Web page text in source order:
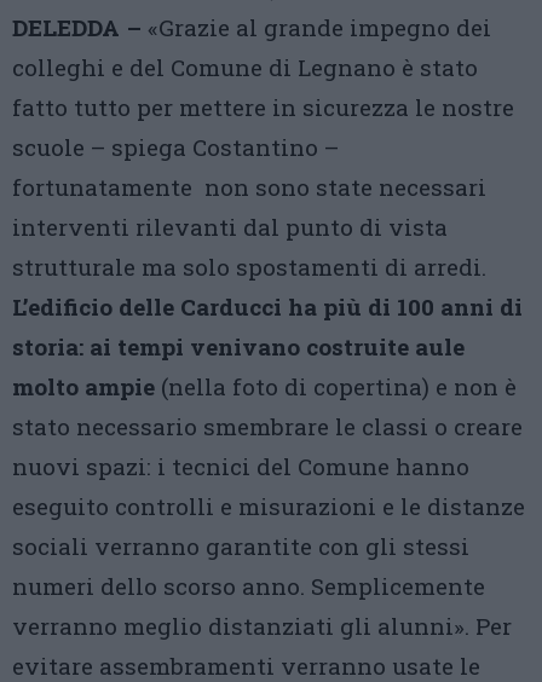
DELEDDA – «Grazie al grande impegno dei
colleghi e del Comune di Legnano è stato
fatto tutto per mettere in sicurezza le nostre
scuole – spiega Costantino –
fortunatamente non sono state necessari
interventi rilevanti dal punto di vista
strutturale ma solo spostamenti di arredi.
L’edificio delle Carducci ha più di 100 anni di
storia: ai tempi venivano costruite aule
molto ampie (nella foto di copertina) e non è
stato necessario smembrare le classi o creare
nuovi spazi: i tecnici del Comune hanno
eseguito controlli e misurazioni e le distanze
sociali verranno garantite con gli stessi
numeri dello scorso anno. Semplicemente
verranno meglio distanziati gli alunni». Per
evitare assembramenti verranno usate le